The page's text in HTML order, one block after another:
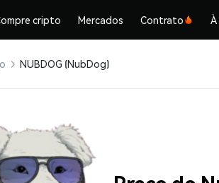
cripto Mercados Contrato
NUBDOG (NubDog)